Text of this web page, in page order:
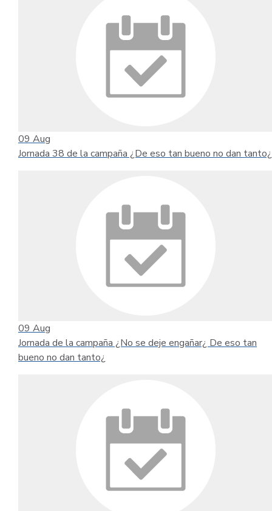
09 Aug
Jornada 38 de la campaña ¿De eso tan bueno no dan tanto¿
09 Aug
Jornada de la campaña ¿No se deje engañar¿ De eso tan
bueno no dan tanto¿